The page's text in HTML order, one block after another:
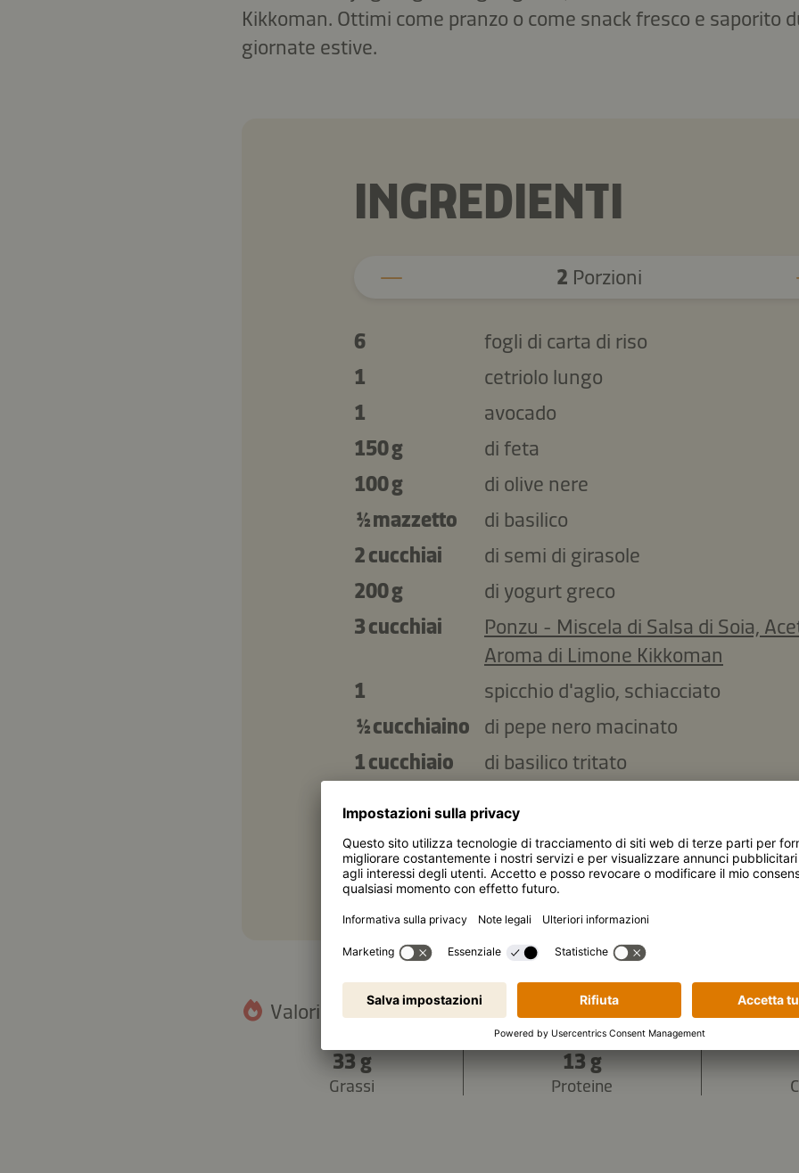
Kikkoman. Ottimi come pranzo o come snack fresco e saporito
giornate estive.
INGREDIENTI
2 Porzioni
6
fogli di carta di riso
1
cetriolo lungo
1
avocado
150 g
di feta
100 g
di olive nere
½ mazzetto
di basilico
2 cucchiai
di semi di girasole
200 g
di yogurt greco
3 cucchiai
Ponzu - Miscela di Salsa di Soia,
Aroma di Limone Kikkoman
1
spicchio d'aglio, schiacciato
½ cucchiaino
di pepe nero macinato
1 cucchiaio
di basilico tritato
Copiare gli ingredienti
Valori nutrizionali (per porzione): 2.026 kJ/484 kcal
33 g
Grassi
13 g
Proteine